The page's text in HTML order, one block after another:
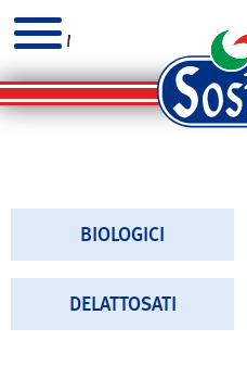
MENU
BIOLOGICI
DELATTOSATI